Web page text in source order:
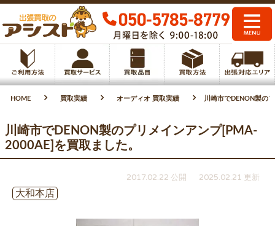
HOME 買取実績 オーディオ 買取実績 川崎市でDENON製の
川崎市でDENON製のプリメインアンプ[PMA-
2000AE]を買取ました。
2017.02.22 公開
2025.02.21 更新
大和本店